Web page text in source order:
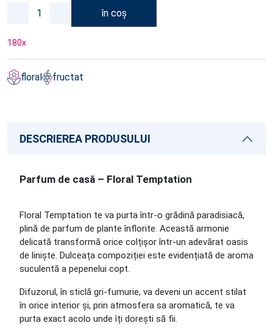
în coș
180x
floral fructat
DESCRIEREA PRODUSULUI
Parfum de casă – Floral Temptation
Floral Temptation te va purta într-o grădină paradisiacă,
plină de parfum de plante înflorite. Această armonie
delicată transformă orice colțișor într-un adevărat oasis
de liniște. Dulceața compoziției este evidențiată de aroma
suculentă a pepenelui copt.
Difuzorul, în sticlă gri-fumurie, va deveni un accent stilat
în orice interior și, prin atmosfera sa aromatică, te va
purta exact acolo unde îți dorești să fii.